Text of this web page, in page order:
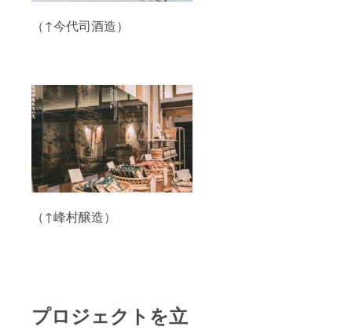
（↑今代司酒造）
（↑峰村醸造）
プロジェクトを立